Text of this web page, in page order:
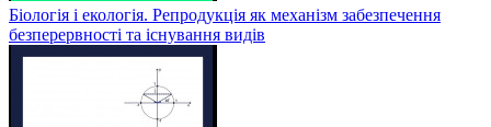
Біологія і екологія. Репродукція як механізм забезпечення
безперервності та існування видів